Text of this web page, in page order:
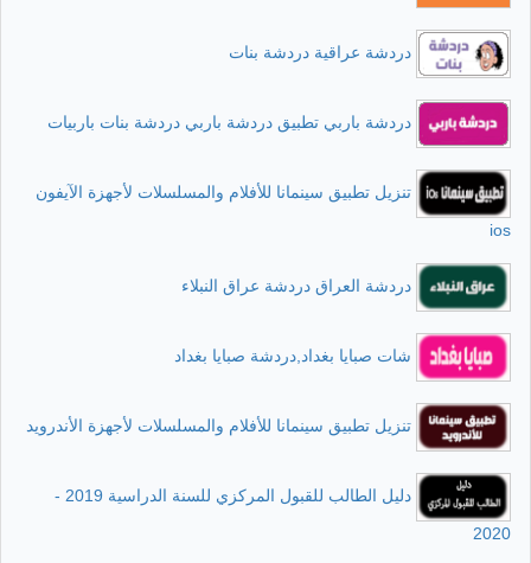
دردشة عراقية دردشة بنات
دردشة باربي تطبيق دردشة باربي دردشة بنات باربيات
تنزيل تطبيق سينمانا للأفلام والمسلسلات لأجهزة الآيفون
ios
دردشة العراق دردشة عراق النبلاء
شات صبايا بغداد,دردشة صبايا بغداد
تنزيل تطبيق سينمانا للأفلام والمسلسلات لأجهزة الأندرويد
دليل الطالب للقبول المركزي للسنة الدراسية 2019 -
2020